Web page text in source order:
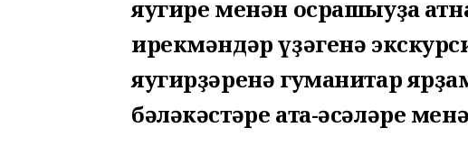
яугире менән осрашыуҙа
ирекмәндәр үҙәгенә
яугирҙәренә гуманитар
бәләкәстәре ата-әсәләре